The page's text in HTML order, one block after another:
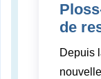
de
Depuis